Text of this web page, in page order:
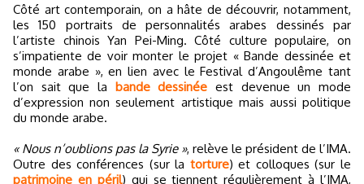
Côté art contemporain, on a hâte de découvrir, notamment,
les 150 portraits de personnalités arabes dessinés par
l’artiste chinois Yan Pei-Ming. Côté culture populaire, on
s’impatiente de voir monter le projet « Bande dessinée et
monde arabe », en lien avec le Festival d’Angoulême tant
l’on sait que la bande dessinée est devenue un mode
d’expression non seulement artistique mais aussi politique
du monde arabe.
« Nous n’oublions pas la Syrie », relève le président de l’IMA.
Outre des conférences (sur la torture) et colloques (sur le
patrimoine en péril) qui se tiennent régulièrement à l’IMA,